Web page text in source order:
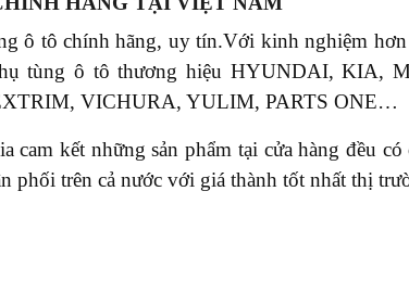
ô tô chính hãng, uy tín.Với kinh nghiệm
tùng ô tô thương hiệu HYUNDAI, KIA,
VICHURA, YULIM, PARTS ONE…
cam kết những sản phẩm tại cửa hàng đều
phối trên cả nước với giá thành tốt nhất thị